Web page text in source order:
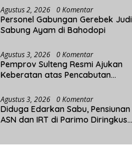
Agustus 2, 2026 0 Komentar
Personel Gabungan Gerebek Judi
Sabung Ayam di Bahodopi
Agustus 3, 2026 0 Komentar
Pemprov Sulteng Resmi Ajukan
Keberatan atas Pencabutan
Agustus 3, 2026 0 Komentar
Diduga Edarkan Sabu, Pensiunan
ASN dan IRT di Parimo Diringkus